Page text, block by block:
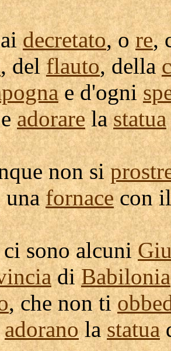
decretato, ore,
, delflauto, della
e d'ogni
adorarelastatua
non si
unafornacecon
ci sono alcuni
diBabilonia
, che non ti
adoranolastatua